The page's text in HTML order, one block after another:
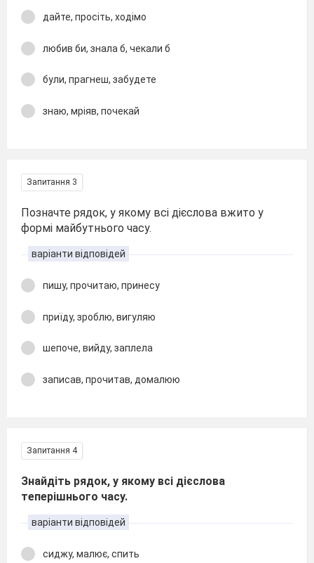
дайте, просіть, ходімо
любив би, знала б, чекали б
були, прагнеш, забудете
знаю, мріяв, почекай
Запитання 3
Позначте рядок, у якому всі дієслова вжито у
формі майбутнього часу.
варіанти відповідей
пишу, прочитаю, принесу
приїду, зроблю, вигуляю
шепоче, вийду, заплела
записав, прочитав, домалюю
Запитання 4
Знайдіть рядок, у якому всі дієслова
теперішнього часу.
варіанти відповідей
сиджу, малює, спить